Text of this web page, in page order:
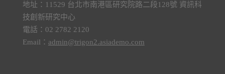
地址：11529 台北市南港區研究院路二段128號 資訊科
技創新研究中心
電話：02 2782 2120
Email： admin@trigon2.asiademo.com